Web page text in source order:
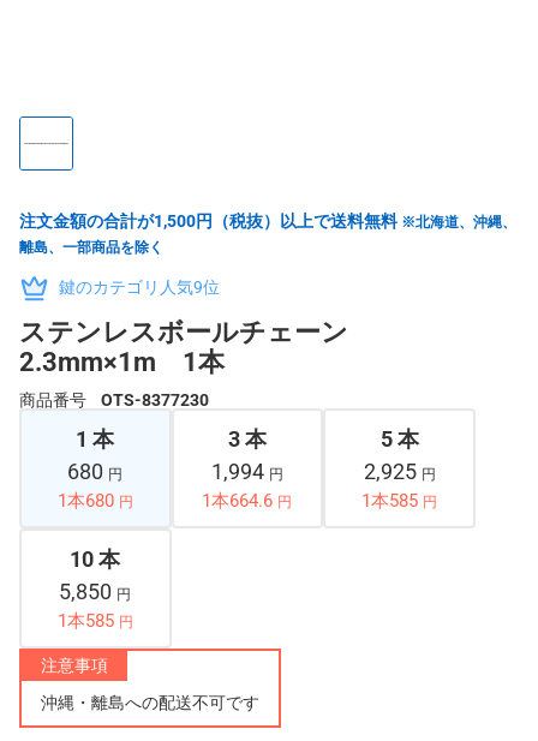
注文金額の合計が1,500円（税抜）以上で送料無料 ※北海道、沖縄、
離島、一部商品を除く
鍵のカテゴリ人気9位
ステンレスボールチェーン
2.3mm×1m 1本
商品番号 OTS-8377230
1 本
680 円
1本680 円
3 本
1,994 円
1本664.6 円
5 本
2,925 円
1本585 円
10 本
5,850 円
1本585 円
注意事項
沖縄・離島への配送不可です